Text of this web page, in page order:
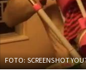
FOTO: SCREENSHOT